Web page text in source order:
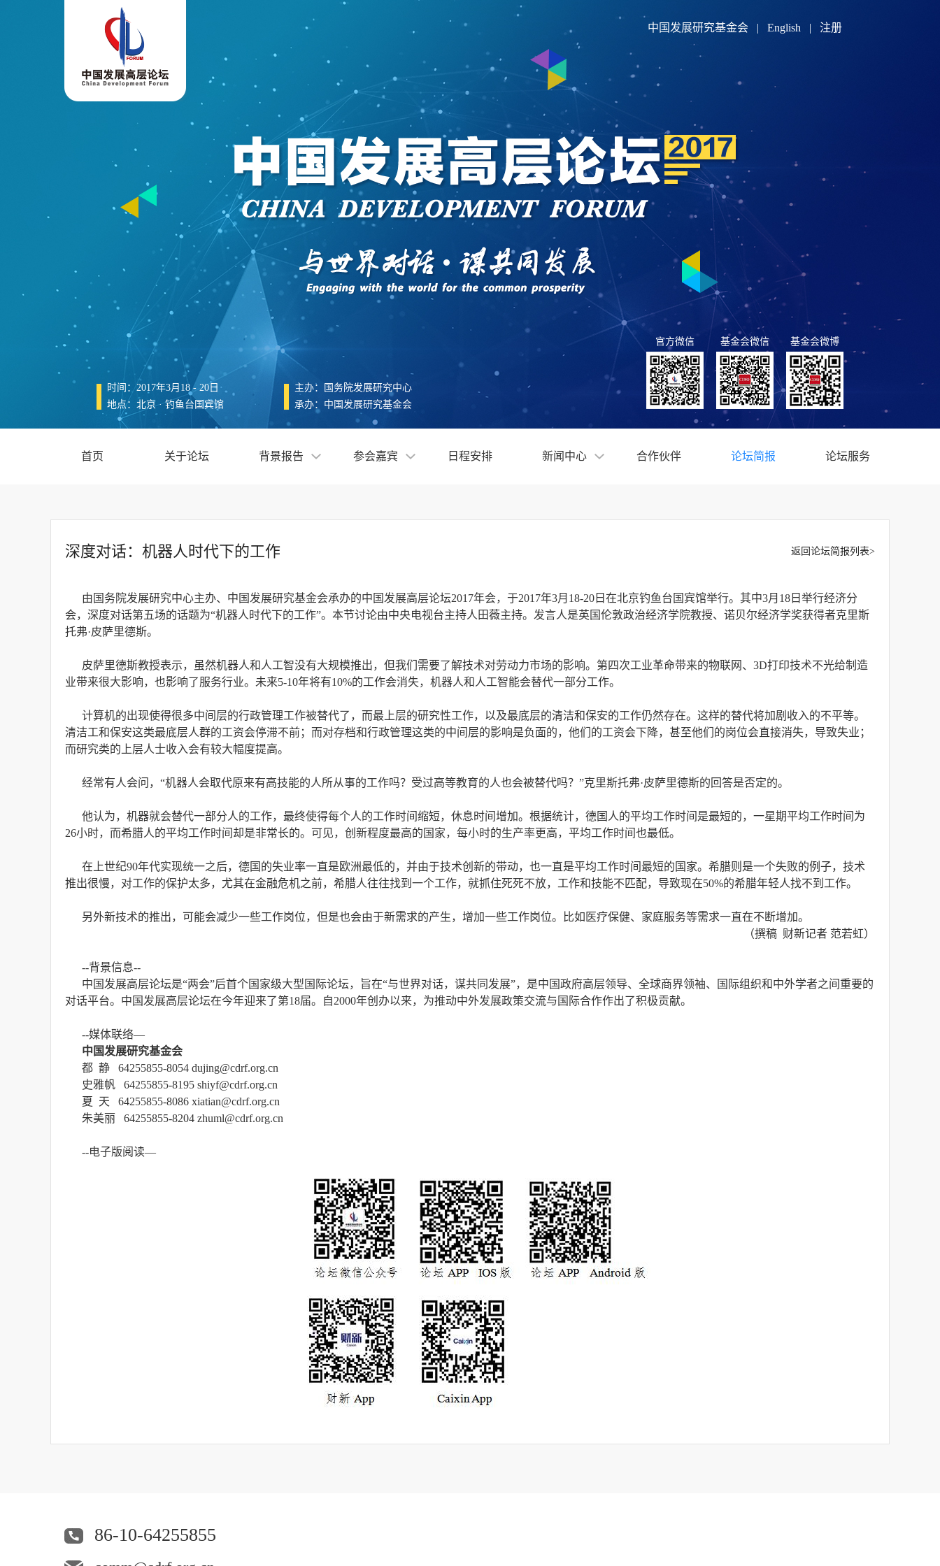
中国发展研究基金会 | English | 注册
时间：2017年3月18 - 20日
地点：北京 · 钓鱼台国宾馆
主办：国务院发展研究中心
承办：中国发展研究基金会
官方微信 基金会微信 基金会微博
首页 关于论坛 背景报告 参会嘉宾 日程安排 新闻中心 合作伙伴 论坛简报 论坛服务
深度对话：机器人时代下的工作 返回论坛简报列表>
由国务院发展研究中心主办、中国发展研究基金会承办的中国发展高层论坛2017年会，于2017年3月18-20日在北京钓鱼台国宾馆举行。其中3月18日举行经济分
会，深度对话第五场的话题为“机器人时代下的工作”。本节讨论由中央电视台主持人田薇主持。发言人是英国伦敦政治经济学院教授、诺贝尔经济学奖获得者克里斯
托弗·皮萨里德斯。
皮萨里德斯教授表示，虽然机器人和人工智没有大规模推出，但我们需要了解技术对劳动力市场的影响。第四次工业革命带来的物联网、3D打印技术不光给制造
业带来很大影响，也影响了服务行业。未来5-10年将有10%的工作会消失，机器人和人工智能会替代一部分工作。
计算机的出现使得很多中间层的行政管理工作被替代了，而最上层的研究性工作，以及最底层的清洁和保安的工作仍然存在。这样的替代将加剧收入的不平等。
清洁工和保安这类最底层人群的工资会停滞不前；而对存档和行政管理这类的中间层的影响是负面的，他们的工资会下降，甚至他们的岗位会直接消失，导致失业；
而研究类的上层人士收入会有较大幅度提高。
经常有人会问，“机器人会取代原来有高技能的人所从事的工作吗？受过高等教育的人也会被替代吗？”克里斯托弗·皮萨里德斯的回答是否定的。
他认为，机器就会替代一部分人的工作，最终使得每个人的工作时间缩短，休息时间增加。根据统计，德国人的平均工作时间是最短的，一星期平均工作时间为
26小时，而希腊人的平均工作时间却是非常长的。可见，创新程度最高的国家，每小时的生产率更高，平均工作时间也最低。
在上世纪90年代实现统一之后，德国的失业率一直是欧洲最低的，并由于技术创新的带动，也一直是平均工作时间最短的国家。希腊则是一个失败的例子，技术
推出很慢，对工作的保护太多，尤其在金融危机之前，希腊人往往找到一个工作，就抓住死死不放，工作和技能不匹配，导致现在50%的希腊年轻人找不到工作。
另外新技术的推出，可能会减少一些工作岗位，但是也会由于新需求的产生，增加一些工作岗位。比如医疗保健、家庭服务等需求一直在不断增加。
（撰稿 财新记者 范若虹）
--背景信息--
中国发展高层论坛是“两会”后首个国家级大型国际论坛，旨在“与世界对话，谋共同发展”，是中国政府高层领导、全球商界领袖、国际组织和中外学者之间重要的
对话平台。中国发展高层论坛在今年迎来了第18届。自2000年创办以来，为推动中外发展政策交流与国际合作作出了积极贡献。
--媒体联络—
中国发展研究基金会
都 静 64255855-8054 dujing@cdrf.org.cn
史雅帆 64255855-8195 shiyf@cdrf.org.cn
夏 天 64255855-8086 xiatian@cdrf.org.cn
朱美丽 64255855-8204 zhuml@cdrf.org.cn
--电子版阅读—
86-10-64255855